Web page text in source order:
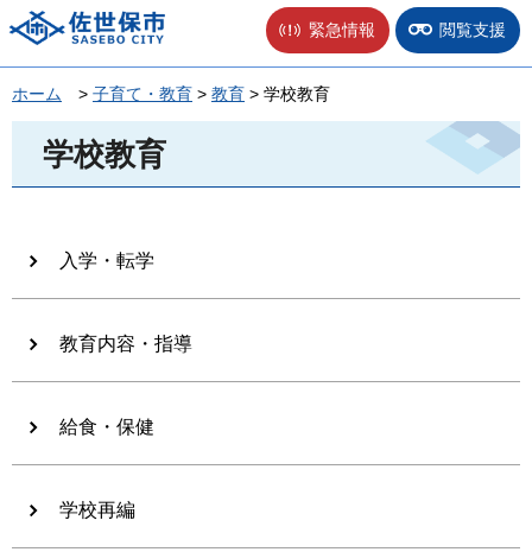
佐世保市 緊急情報 閲覧支援
ホーム > 子育て・教育 > 教育 > 学校教育
学校教育
入学・転学
教育内容・指導
給食・保健
学校再編